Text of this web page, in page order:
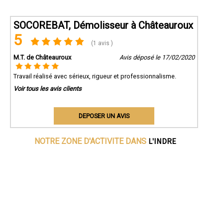
SOCOREBAT, Démolisseur à Châteauroux
5 (1 avis )
M.T. de Châteauroux Avis déposé le 17/02/2020
Travail réalisé avec sérieux, rigueur et professionnalisme.
Voir tous les avis clients
DEPOSER UN AVIS
NOTRE ZONE D'ACTIVITE DANS L'INDRE